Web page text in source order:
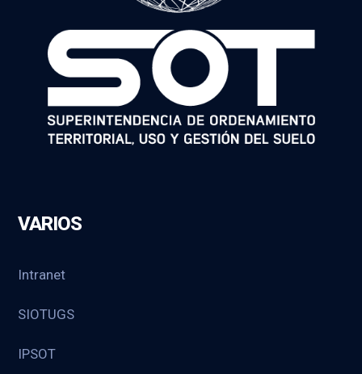
VARIOS
Intranet
SIOTUGS
IPSOT